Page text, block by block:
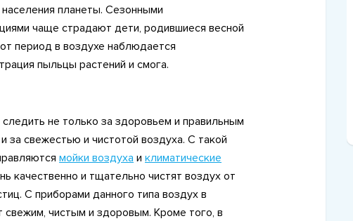
планеты. Сезонными
чаще страдают дети, родившиеся весной
период в воздухе наблюдается
пыльцы растений и смога.
не только за здоровьем и правильным
за свежестью и чистотой воздуха. С такой
мойки воздуха и климатические
качественно и тщательно чистят воздух от
С приборами данного типа воздух в
свежим, чистым и здоровым. Кроме того, в
576
Рейтинг лучших
ультразвуковых увлажнителей